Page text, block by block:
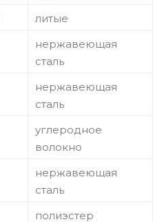
литые
нержавеющая
сталь
нержавеющая
сталь
углеродное
волокно
нержавеющая
сталь
полиэстер